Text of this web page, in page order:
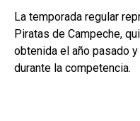
La temporada regular
Piratas de Campeche,
obtenida el año pasado
durante la competencia.